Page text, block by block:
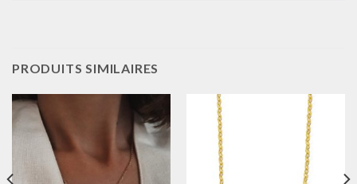
PRODUITS SIMILAIRES